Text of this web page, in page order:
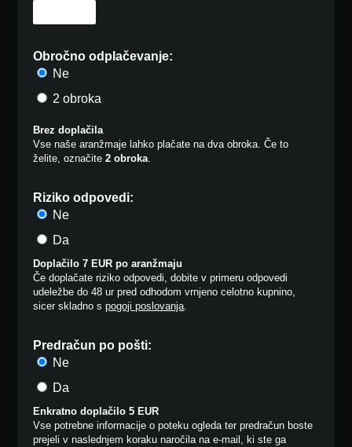
Obročno odplačevanje:
Ne
2 obroka
Brez doplačila
Vse naše aranžmaje lahko plačate na dva obroka. Če to
želite, označite2 obroka.
Riziko odpovedi:
Ne
Da
Doplačilo 7 EUR po aranžmaju
Če doplačate riziko odpovedi, dobite v primeru odpovedi
udeležbe do 48 ur pred odhodom vrnjeno celotno kupnino,
sicer skladno spogoji poslovanja.
Predračun po pošti:
Ne
Da
Enkratno doplačilo 5 EUR
Vse potrebne informacije o poteku ogleda ter predračun boste
prejeli v naslednjem koraku naročila na e-mail, ki ste ga